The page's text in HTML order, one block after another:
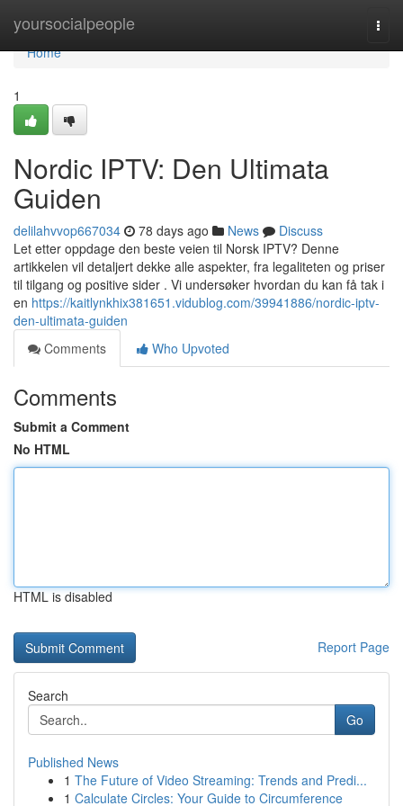
yoursocialpeople
Home
Home
1
Nordic IPTV: Den Ultimata
Guiden
delilahvvop667034 78 days ago News
Discuss
Let etter oppdage den beste veien til Norsk IPTV? Denne
artikkelen vil detaljert dekke alle aspekter, fra legaliteten og priser
til tilgang og positive sider . Vi undersøker hvordan du kan få tak i
en https://kaitlynkhix381651.vidublog.com/39941886/nordic-iptv-
den-ultimata-guiden
Comments
Who Upvoted
Comments
Submit a Comment
No HTML
HTML is disabled
Report Page
Search
Go
Published News
1 The Future of Video Streaming: Trends and Predi...
1 Calculate Circles: Your Guide to Circumference